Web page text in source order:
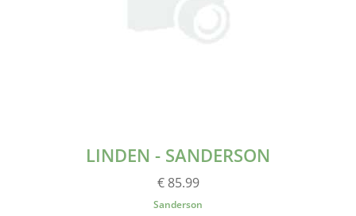
LINDEN - SANDERSON
€ 85.99
Sanderson